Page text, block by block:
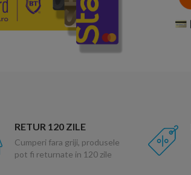
RETUR 120 ZILE
Cumperi fara griji, produsele
pot fi returnate in 120 zile